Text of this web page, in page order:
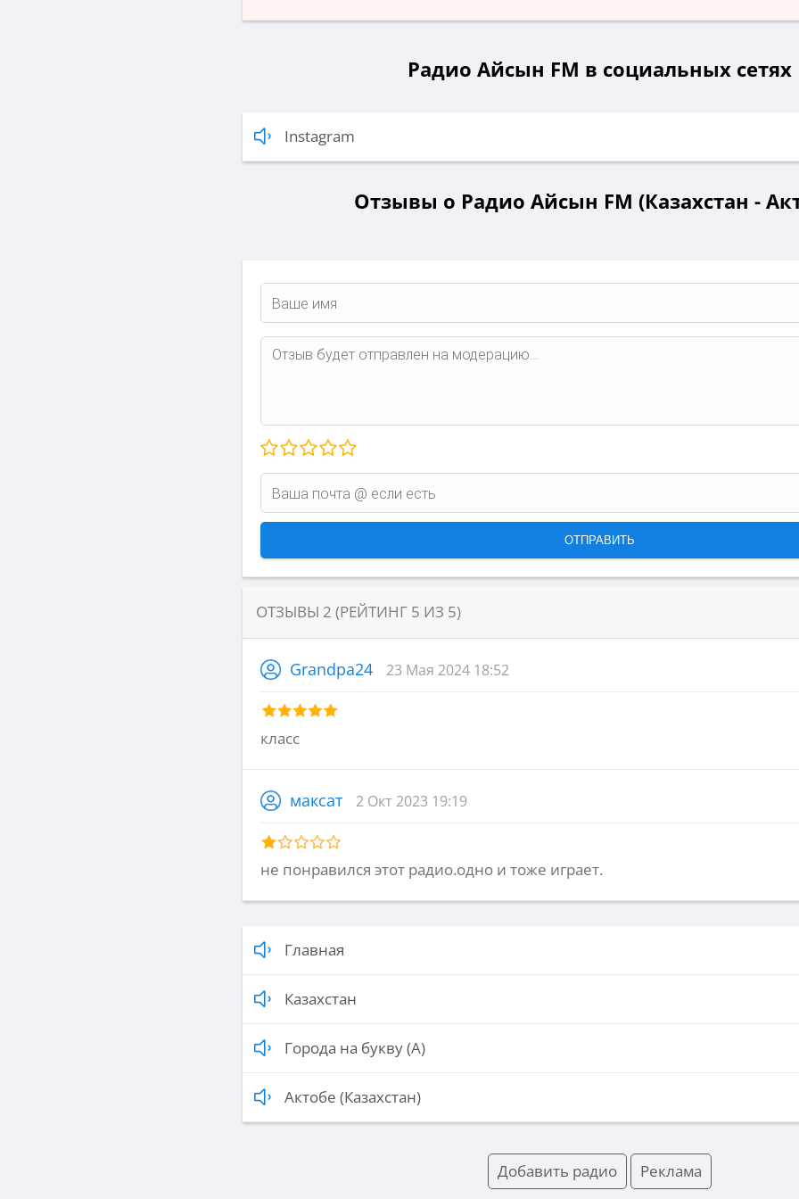
Радио Айсын FM в социальных сетях
Instagram
Отзывы о Радио Айсын FM (Казахстан -
ОТЗЫВЫ 2 (РЕЙТИНГ 5 ИЗ 5)
Grandpa24 23 Мая 2024 18:52
класс
максат 2 Окт 2023 19:19
не понравился этот радио.одно и тоже играет.
Главная
Казахстан
Города на букву (А)
Актобе (Казахстан)
Добавить радио Реклама